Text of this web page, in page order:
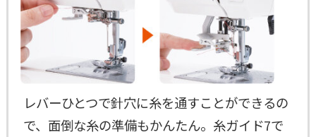
レバーひとつで針穴に糸を通すことができるの
で、面倒な糸の準備もかんたん。糸ガイド7で